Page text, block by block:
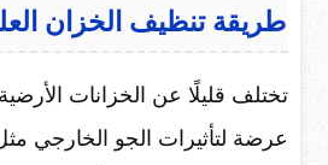
طريقة تنظيف الخزان
تختلف قليلًا عن الخزانات الأرضية
عرضة لتأثيرات الجو الخارجي مثل